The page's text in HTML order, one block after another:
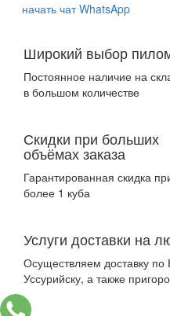
начать чат WhatsApp
Широкий выбор
Постоянное наличие на
в большом количестве
Скидки при больших
объёмах заказа
Гарантированная скидка
более 1 куба
Услуги доставки на
Осуществляем доставку по
Уссурийску, а также